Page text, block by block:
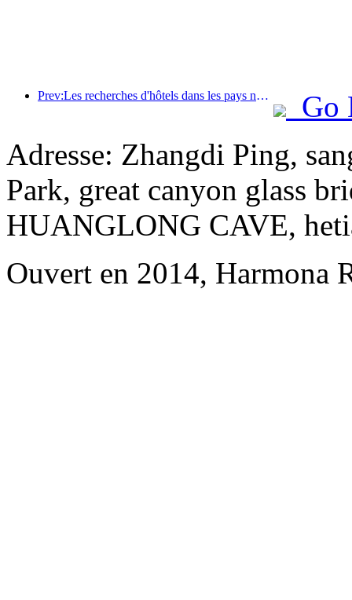
Prev:Les recherches d'hôtels dans les pays nordiques ont été multipliées par 2 d'un mois à l'autre
Go
Adresse: Zhangdi Ping,
Park, great canyon glass
HUANGLONG CAVE,
Ouvert en 2014, Harmona